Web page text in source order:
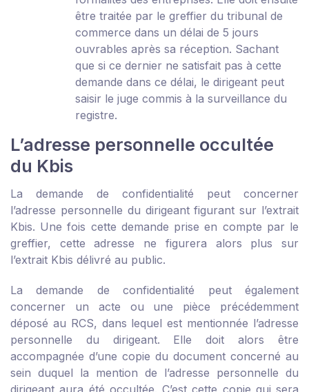
être traitée par le greffier du tribunal de
commerce dans un délai de 5 jours
ouvrables après sa réception. Sachant
que si ce dernier ne satisfait pas à cette
demande dans ce délai, le dirigeant peut
saisir le juge commis à la surveillance du
registre.
L’adresse personnelle occultée
du Kbis
La demande de confidentialité peut concerner
l’adresse personnelle du dirigeant figurant sur l’extrait
Kbis. Une fois cette demande prise en compte par le
greffier, cette adresse ne figurera alors plus sur
l’extrait Kbis délivré au public.
La demande de confidentialité peut également
concerner un acte ou une pièce précédemment
déposé au RCS, dans lequel est mentionnée l’adresse
personnelle du dirigeant. Elle doit alors être
accompagnée d’une copie du document concerné au
sein duquel la mention de l’adresse personnelle du